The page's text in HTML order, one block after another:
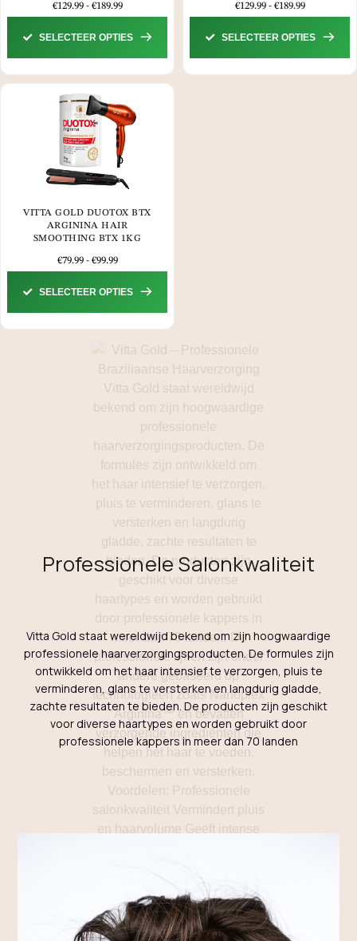
€129.99 - €189.99
SELECTEER OPTIES
€129.99 - €189.99
SELECTEER OPTIES
VITTA GOLD DUOTOX BTX
ARGININA HAIR
SMOOTHING BTX 1KG
€79.99 - €99.99
SELECTEER OPTIES
Professionele Salonkwaliteit
Vitta Gold staat wereldwijd bekend om zijn hoogwaardige
professionele haarverzorgingsproducten. De formules zijn
ontwikkeld om het haar intensief te verzorgen, pluis te
verminderen, glans te versterken en langdurig gladde,
zachte resultaten te bieden. De producten zijn geschikt
voor diverse haartypes en worden gebruikt door
professionele kappers in meer dan 70 landen